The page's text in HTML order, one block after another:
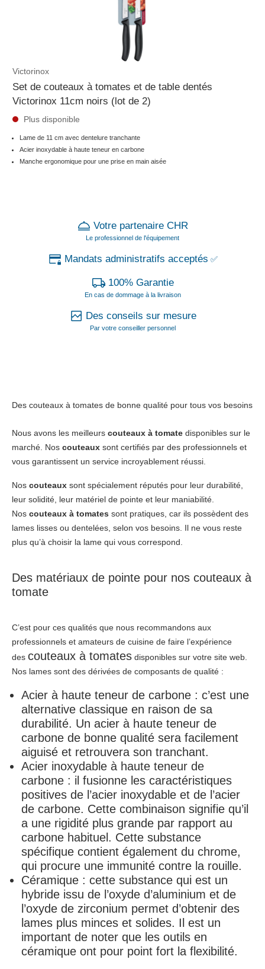
Victorinox
Set de couteaux à tomates et de table dentés
Victorinox 11cm noirs (lot de 2)
Plus disponible
Lame de 11 cm avec dentelure tranchante
Acier inoxydable à haute teneur en carbone
Manche ergonomique pour une prise en main aisée
Votre partenaire CHR
Le professionnel de l'équipement
Mandats administratifs acceptés ✅
100% Garantie
En cas de dommage à la livraison
Des conseils sur mesure
Par votre conseiller personnel
Des couteaux à tomates de bonne qualité pour tous vos besoins
Nous avons les meilleurs couteaux à tomate disponibles sur le
marché. Nos couteaux sont certifiés par des professionnels et
vous garantissent un service incroyablement réussi.
Nos couteaux sont spécialement réputés pour leur durabilité,
leur solidité, leur matériel de pointe et leur maniabilité.
Nos couteaux à tomates sont pratiques, car ils possèdent des
lames lisses ou dentelées, selon vos besoins. Il ne vous reste
plus qu’à choisir la lame qui vous correspond.
Des matériaux de pointe pour nos couteaux à
tomate
C’est pour ces qualités que nous recommandons aux
professionnels et amateurs de cuisine de faire l’expérience
des couteaux à tomates disponibles sur votre site web.
Nos lames sont des dérivées de composants de qualité :
Acier à haute teneur de carbone : c’est une
alternative classique en raison de sa
durabilité. Un acier à haute teneur de
carbone de bonne qualité sera facilement
aiguisé et retrouvera son tranchant.
Acier inoxydable à haute teneur de
carbone : il fusionne les caractéristiques
positives de l’acier inoxydable et de l’acier
de carbone. Cette combinaison signifie qu’il
a une rigidité plus grande par rapport au
carbone habituel. Cette substance
spécifique contient également du chrome,
qui procure une immunité contre la rouille.
Céramique : cette substance qui est un
hybride issu de l’oxyde d’aluminium et de
l’oxyde de zirconium permet d’obtenir des
lames plus minces et solides. Il est un
important de noter que les outils en
céramique ont pour point fort la flexibilité.